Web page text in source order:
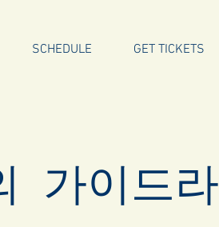
SCHEDULE GET TICKETS
가이드라